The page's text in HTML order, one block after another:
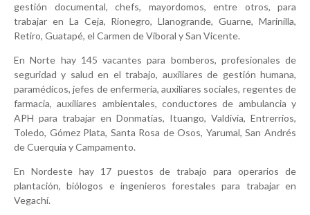
gestión documental, chefs, mayordomos, entre otros, para
trabajar en La Ceja, Rionegro, Llanogrande, Guarne, Marinilla,
Retiro, Guatapé, el Carmen de Viboral y San Vicente.
En Norte hay 145 vacantes para bomberos, profesionales de
seguridad y salud en el trabajo, auxiliares de gestión humana,
paramédicos, jefes de enfermería, auxiliares sociales, regentes de
farmacia, auxiliares ambientales, conductores de ambulancia y
APH para trabajar en Donmatías, Ituango, Valdivia, Entrerríos,
Toledo, Gómez Plata, Santa Rosa de Osos, Yarumal, San Andrés
de Cuerquia y Campamento.
En Nordeste hay 17 puestos de trabajo para operarios de
plantación, biólogos e ingenieros forestales para trabajar en
Vegachí.